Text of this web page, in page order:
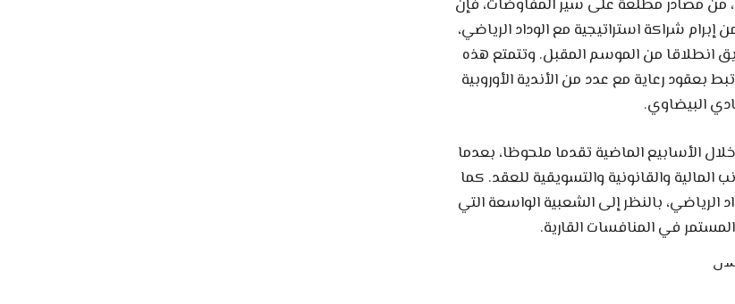
من مصادر مطلعة على سير المفاوضات، فإن
شراكة استراتيجية مع الوداد الرياضي،
انطلاقا من الموسم المقبل. وتتمتع هذه
بعقود رعاية مع عدد من الأندية الأوروبية
البيضاوي.
الأسابيع الماضية تقدما ملحوظا، بعدما
والقانونية والتسويقية للعقد. كما
بالنظر إلى الشعبية الواسعة التي
في المنافسات القارية.